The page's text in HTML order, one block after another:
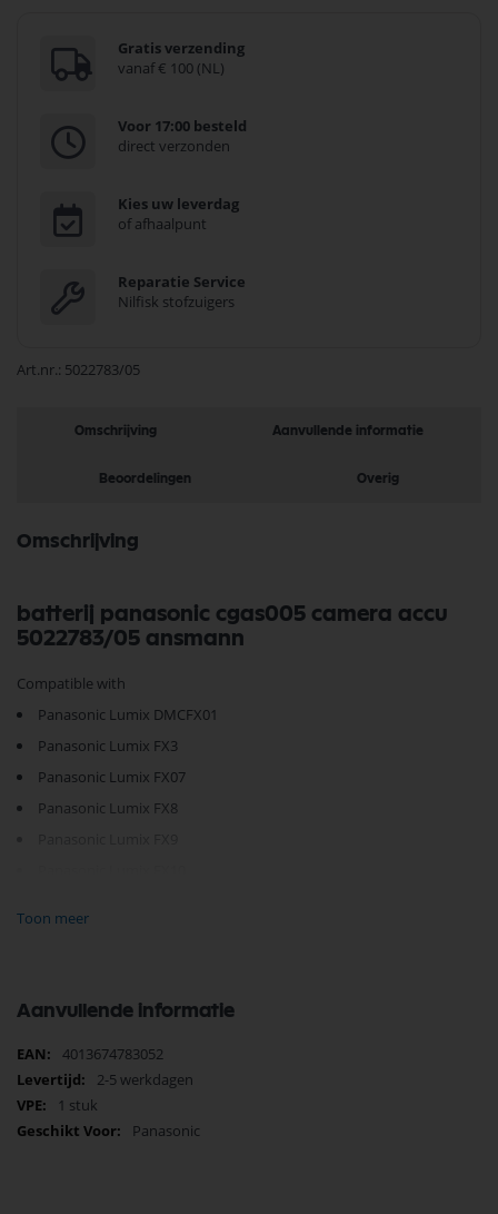
Gratis verzending
vanaf € 100 (NL)
Voor 17:00 besteld
direct verzonden
Kies uw leverdag
of afhaalpunt
Reparatie Service
Nilfisk stofzuigers
Art.nr. 5022783/05
Omschrijving Aanvullende informatie
Beoordelingen Overig
Omschrijving
batterij panasonic cgas005 camera accu
5022783/05 ansmann
Compatible with
Panasonic Lumix DMCFX01
Panasonic Lumix FX3
Panasonic Lumix FX07
Panasonic Lumix FX8
Panasonic Lumix DMCL1
Panasonic Lumix DMCLX1
Toon meer
Aanvullende informatie
Meer
informatie
4013674783052
2-5 werkdagen
1 stuk
Panasonic